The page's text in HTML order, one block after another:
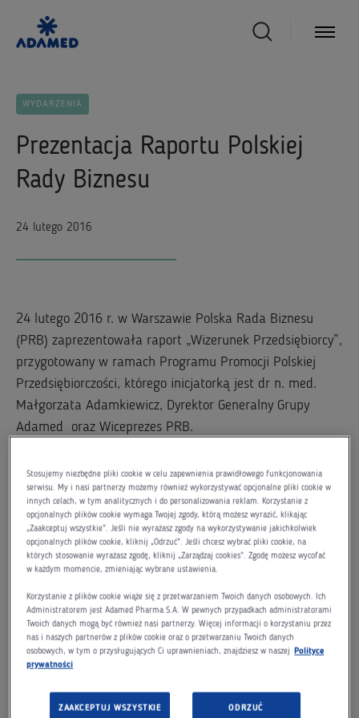
WYDARZENIA
Prezentacja Raportu Polskiej
Rady Biznesu
24 lutego 2016
24 lutego 2016 r. w Warszawie Polska Rada Biznesu
(PRB) zaprezentowała raport „Wizerunek Przedsiębiorcy”,
przygotowany w ramach Programu Promocji Polskiej
Przedsiębiorczości, którego inicjatorką jest dr n. med.
Małgorzata Adamkiewicz, Dyrektor Generalny Grupy
Adamed oraz Wiceprezes PRB.
przedstawiciele Ministerstwa Rozwoju, zarządu PRB oraz
Forum Obywatelskiego Rozwoju (FOR). Reprezentująca
Grupę Adamed, dr n. med. Małgorzata Adamkiewicz,
przedstawiła wnioski płynące z raportu oraz główne
założenia Programu Promocji Polskiej Przedsiębiorczości.
Jako organizacja zrzeszająca polskich przedsiębiorców
głęboko wierzymy, że trwały wzrost gospodarczy Polski
możliwy jest tylko przy udziale rodzimej
przedsiębiorczości–powiedziała dr n. med. Małgorzata
Adamkiewicz – Jesteśmy także przekonani, że kluczowe
dla rozwoju polskiej gospodarki i krytyczne w kontekście
Stosujemy niezbędne pliki cookie w celu zapewnienia prawidłowego funkcjonowania
serwisu. My i nasi partnerzy możemy również wykorzystywać opcjonalne pliki cookie w
innych celach, w tym analitycznych i do personalizowania reklam. Korzystanie z
opcjonalnych plików cookie wymaga Twojej zgody, którą możesz wyrazić, klikając
„Zaakceptuj wszystkie”. Jeśli nie wyrażasz zgody na wykorzystywanie jakichkolwiek
opcjonalnych plików cookie, kliknij „Odrzuć”. Jeśli chcesz wybrać pliki cookie, na
których stosowanie wyrażasz zgodę, kliknij „Zarządzaj cookies”. Zgodę możesz wycofać
w każdym momencie, zmieniając wybrane ustawienia.
Korzystanie z plików cookie wiąże się z przetwarzaniem Twoich danych osobowych. Ich
Administratorem jest Adamed Pharma S.A. W pewnych przypadkach administratorami
Twoich danych mogą być również nasi partnerzy. Więcej informacji o korzystaniu przez
nas i naszych partnerów z plików cookie oraz o przetwarzaniu Twoich danych
osobowych, w tym o przysługujących Ci uprawnieniach, znajdziesz w naszej
Polityce
prywatności
ZAAKCEPTUJ WSZYSTKIE ODRZUĆ